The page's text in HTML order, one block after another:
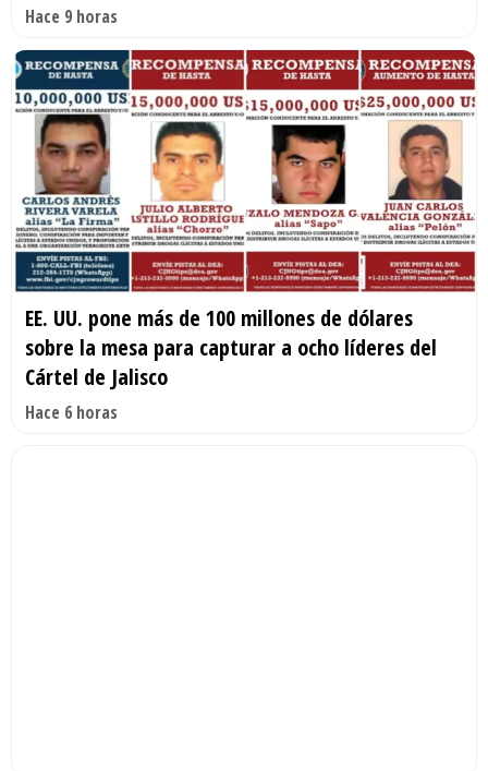
Hace 9 horas
EE. UU. pone más de 100 millones de dólares
sobre la mesa para capturar a ocho líderes del
Cártel de Jalisco
Hace 6 horas